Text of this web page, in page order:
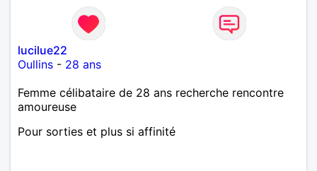
lucilue22
Oullins - 28 ans
Femme célibataire de 28 ans recherche rencontre
amoureuse
Pour sorties et plus si affinité